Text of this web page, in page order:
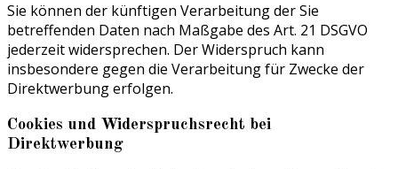
Sie können der künftigen Verarbeitung der Sie
betreffenden Daten nach Maßgabe des Art. 21 DSGVO
jederzeit widersprechen. Der Widerspruch kann
insbesondere gegen die Verarbeitung für Zwecke der
Direktwerbung erfolgen.
Cookies und Widerspruchsrecht bei
Direktwerbung